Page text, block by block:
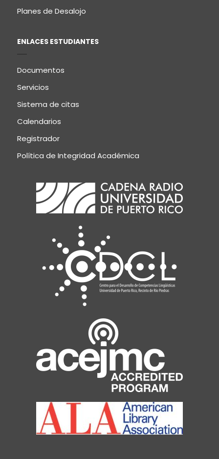
Planes de Desalojo
ENLACES ESTUDIANTES
Documentos
Servicios
Sistema de citas
Calendarios
Registrador
Política de Integridad Académica